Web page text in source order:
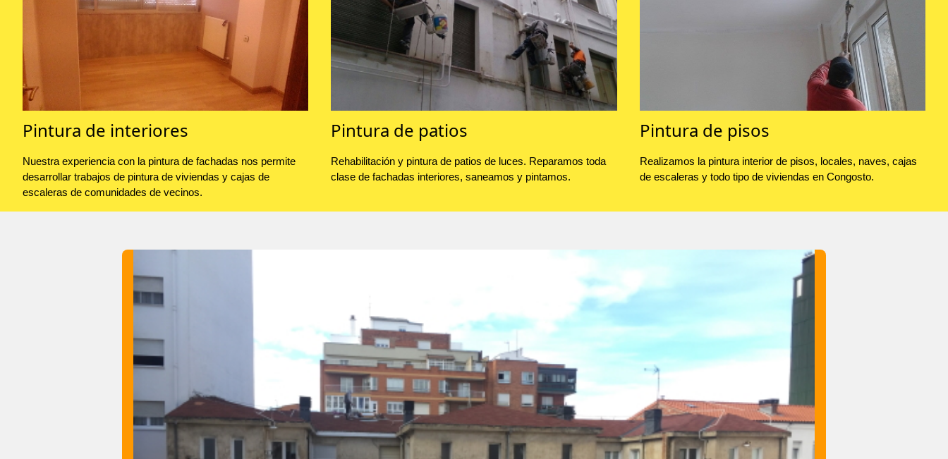
Pintura de interiores
Nuestra experiencia con la pintura de fachadas nos permite
desarrollar trabajos de pintura de viviendas y cajas de
escaleras de comunidades de vecinos.
Pintura de patios
Rehabilitación y pintura de patios de luces. Reparamos toda
clase de fachadas interiores, saneamos y pintamos.
Pintura de pisos
Realizamos la pintura interior de pisos, locales, naves, cajas
de escaleras y todo tipo de viviendas en Congosto.